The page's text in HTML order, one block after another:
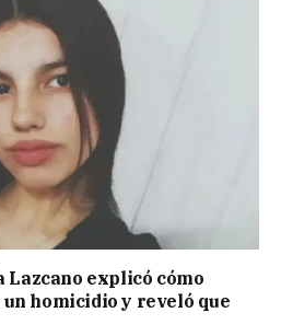
Lazcano explicó cómo
homicidio y reveló que